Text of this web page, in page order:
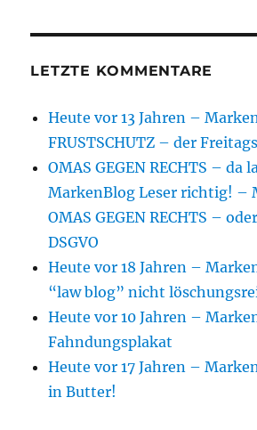
LETZTE KOMMENTARE
Heute vor 13 Jahren –
FRUSTSCHUTZ – der
OMAS GEGEN RECHTS – da
MarkenBlog Leser richtig! –
OMAS GEGEN RECHTS –
DSGVO
Heute vor 18 Jahren –
“law blog” nicht
Heute vor 10 Jahren –
Fahndungsplakat
Heute vor 17 Jahren –
in Butter!